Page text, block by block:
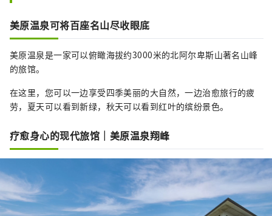
美原温泉可将百座名山尽收眼底
美原温泉是一家可以俯瞰海拔约3000米的北阿尔卑斯山著名山峰
的旅馆。
在这里，您可以一边享受四季美丽的大自然，一边治愈旅行的疲
劳，夏天可以看到新绿，秋天可以看到红叶的缤纷景色。
疗愈身心的现代旅馆｜美原温泉翔峰